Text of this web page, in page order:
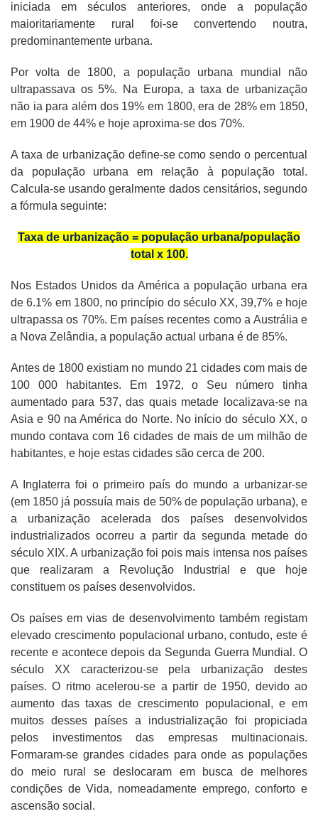
iniciada em séculos anteriores, onde a população
maioritariamente rural foi-se convertendo noutra,
predominantemente urbana.
Por volta de 1800, a população urbana mundial não
ultrapassava os 5%. Na Europa, a taxa de urbanização
não ia para além dos 19% em 1800, era de 28% em 1850,
em 1900 de 44% e hoje aproxima-se dos 70%.
A taxa de urbanização define-se como sendo o percentual
da população urbana em relação à população total.
Calcula-se usando geralmente dados censitários, segundo
a fórmula seguinte:
Taxa de urbanização = população urbana/população
total x 100.
Nos Estados Unidos da América a população urbana era
de 6.1% em 1800, no princípio do século XX, 39,7% e hoje
ultrapassa os 70%. Em países recentes como a Austrália e
a Nova Zelândia, a população actual urbana é de 85%.
Antes de 1800 existiam no mundo 21 cidades com mais de
100 000 habitantes. Em 1972, o Seu número tinha
aumentado para 537, das quais metade localizava-se na
Asia e 90 na América do Norte. No início do século XX, o
mundo contava com 16 cidades de mais de um milhão de
habitantes, e hoje estas cidades são cerca de 200.
A Inglaterra foi o primeiro país do mundo a urbanizar-se
(em 1850 já possuía mais de 50% de população urbana), e
a urbanização acelerada dos países desenvolvidos
industrializados ocorreu a partir da segunda metade do
século XIX. A urbanização foi pois mais intensa nos países
que realizaram a Revolução Industrial e que hoje
constituem os países desenvolvidos.
Os países em vias de desenvolvimento também registam
elevado crescimento populacional urbano, contudo, este é
recente e acontece depois da Segunda Guerra Mundial. O
século XX caracterizou-se pela urbanização destes
países. O ritmo acelerou-se a partir de 1950, devido ao
aumento das taxas de crescimento populacional, e em
muitos desses países a industrialização foi propiciada
pelos investimentos das empresas multinacionais.
Formaram-se grandes cidades para onde as populações
do meio rural se deslocaram em busca de melhores
condições de Vida, nomeadamente emprego, conforto e
ascensão social.